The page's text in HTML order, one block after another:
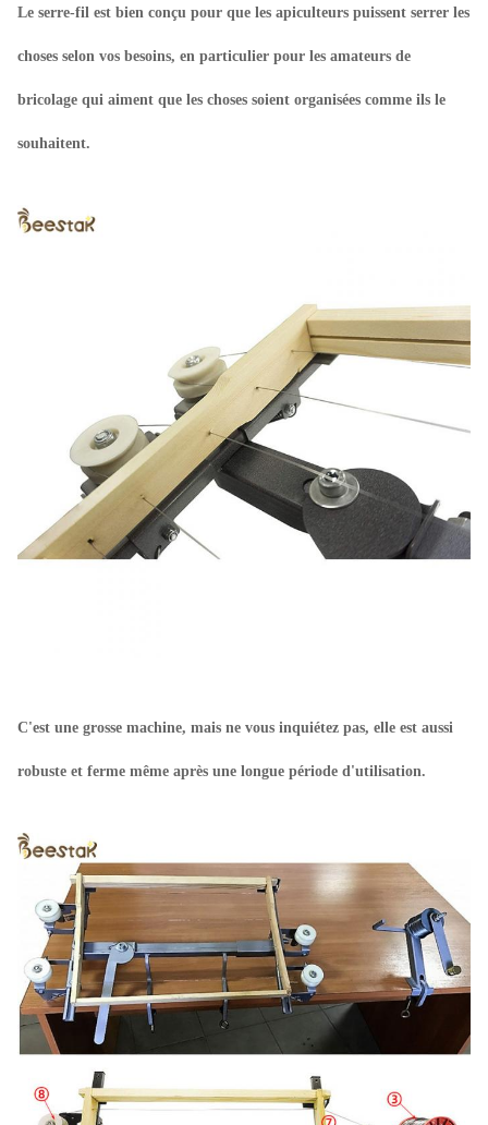
Le serre-fil est bien conçu pour que les apiculteurs puissent serrer les
choses selon vos besoins, en particulier pour les amateurs de
bricolage qui aiment que les choses soient organisées comme ils le
souhaitent.
C'est une grosse machine, mais ne vous inquiétez pas, elle est aussi
robuste et ferme même après une longue période d'utilisation.